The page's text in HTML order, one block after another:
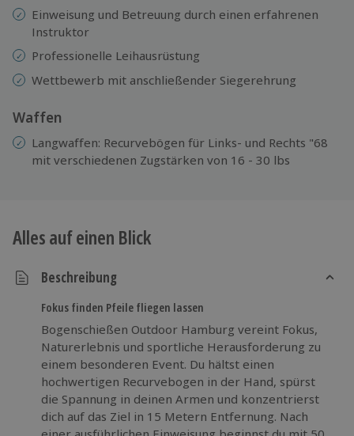
Einweisung und Betreuung durch einen erfahrenen
Instruktor
Professionelle Leihausrüstung
Wettbewerb mit anschließender Siegerehrung
Waffen
Langwaffen: Recurvebögen für Links- und Rechts "68
mit verschiedenen Zugstärken von 16 - 30 lbs
Alles auf einen Blick
Beschreibung
Fokus finden Pfeile fliegen lassen
Bogenschießen Outdoor Hamburg vereint Fokus,
Naturerlebnis und sportliche Herausforderung zu
einem besonderen Event. Du hältst einen
hochwertigen Recurvebogen in der Hand, spürst
die Spannung in deinen Armen und konzentrierst
dich auf das Ziel in 15 Metern Entfernung. Nach